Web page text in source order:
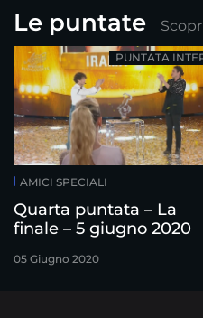
Le puntate
AMICI SPECIALI
Quarta puntata – La
finale – 5 giugno 2020
05 Giugno 2020
PUNTATA